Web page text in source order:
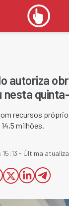
autoriza
nesta
recursos
milhões.
- Última